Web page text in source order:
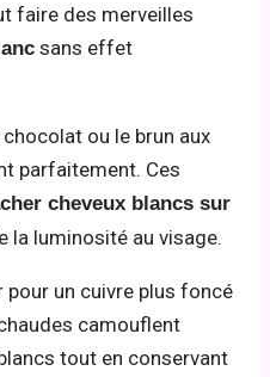
faire des merveilles
sans effet
ou le brun aux
parfaitement. Ces
cheveux blancs sur
la luminosité au visage.
un cuivre plus foncé
camouflent
tout en conservant